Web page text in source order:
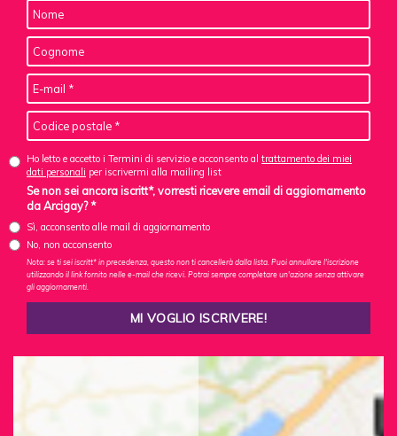
Ho letto e accetto i Termini di servizio e acconsento al trattamento dei miei
dati personali per iscrivermi alla mailing list
Se non sei ancora iscritt*, vorresti ricevere email di aggiornamento
da Arcigay? *
Sì, acconsento alle mail di aggiornamento
No, non acconsento
Nota: se ti sei iscritt* in precedenza, questo non ti cancellerà dalla lista. Puoi annullare l'iscrizione
utilizzando il link fornito nelle e-mail che ricevi. Potrai sempre completare un'azione senza attivare
gli aggiornamenti.